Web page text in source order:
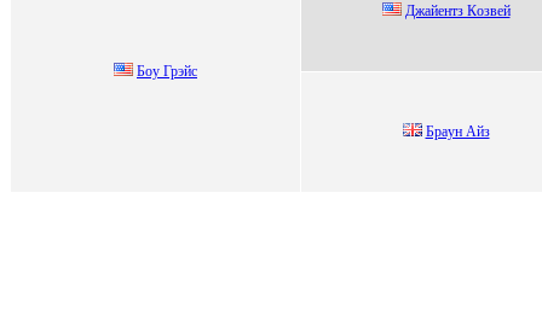
Бoу Грэйc
Джaйeнтз Кoзвeй
Брaун Айз